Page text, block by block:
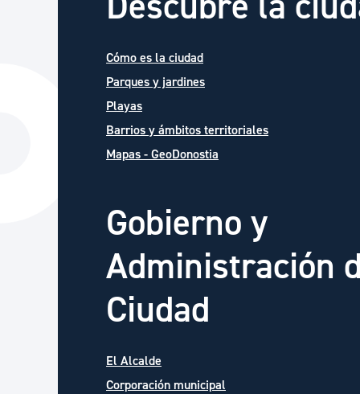
Cómo es la ciudad
Parques y jardines
Playas
Barrios y ámbitos territoriales
Mapas - GeoDonostia
Gobierno y
Administración
Ciudad
El Alcalde
Corporación municipal